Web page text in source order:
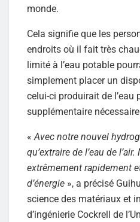
monde.
Cela signifie que les
endroits où il fait très
limité à l’eau potable
simplement placer un
celui-ci produirait de l’eau
supplémentaire
«Avec notre nouvel
qu’extraire de l’eau de
extrêmement rapidement
d’énergie », a précisé
science des matériaux et
d’ingénierie Cockrell de